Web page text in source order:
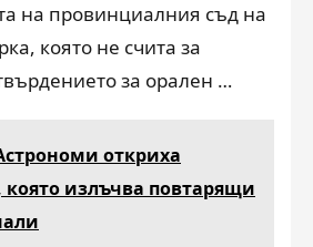
на провинциалния съд на
която не счита за
за орален …
откриха
която излъчва повтарящи